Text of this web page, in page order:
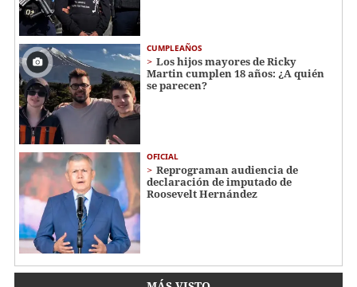
CUMPLEAÑOS
Los hijos mayores de Ricky
Martin cumplen 18 años: ¿A quién
se parecen?
OFICIAL
Reprograman audiencia de
declaración de imputado de
Roosevelt Hernández